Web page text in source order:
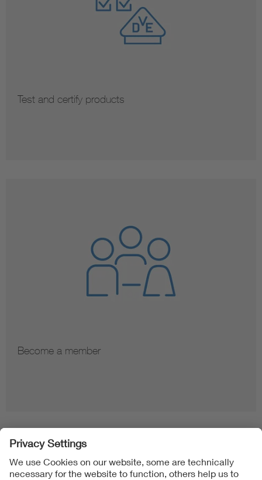
Test and certify products
Become a member
Folgen Sie uns